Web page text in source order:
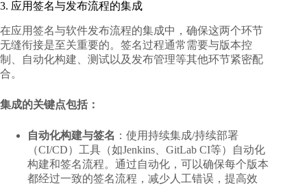
3. 应用签名与发布流程的集成
在应用签名与软件发布流程的集成中，确保这两个环节
无缝衔接是至关重要的。签名过程通常需要与版本控
制、自动化构建、测试以及发布管理等其他环节紧密配
合。
集成的关键点包括：
自动化构建与签名 ：使用持续集成/持续部署
（CI/CD）工具（如Jenkins、GitLab CI等）自动化
构建和签名流程。通过自动化，可以确保每个版本
都经过一致的签名流程，减少人工错误，提高效